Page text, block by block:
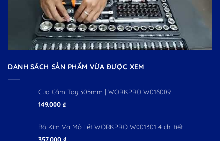
DANH SÁCH SẢN PHẨM VỪA ĐƯỢC XEM
Cưa Cầm Tay 305mm | WORKPRO W016009
149.000 ₫
Bộ Kìm Và Mỏ Lết WORKPRO W001301 4 chi tiết
357.000 ₫